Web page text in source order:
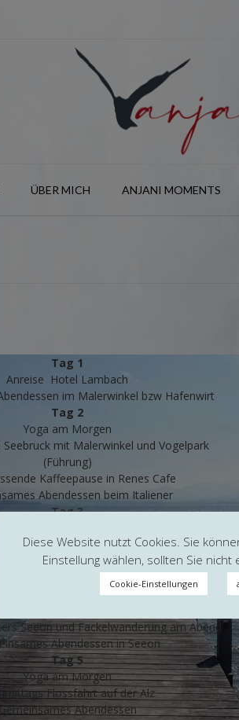
ÜBER MICH ANJANI MOMENTS
Tag 1
Anreise Hotel Lambach
im Malerwinkel bzw Hafenwirt
Tag 2
Yoga am Morgen
Seebruck mit Malerwinkel und Vogelpark
(Führung)
Kaffeepause in Renes Cafe
Abendessen beim Italiener
Tag 3
zur Kampenwand
(Bergführer)
gemeinsames Abendessen
Yoga am Morgen
Seeon und Fackelwanderung am Abend
Abendessen in Seeon
Tag 5
Yoga am Morgen
Flossfahrt auf der Alz
Abendessen
Diese Website nutzt Cookies. Sie
Einstellung wählen, sollten Sie
Cookie-Einstellungen